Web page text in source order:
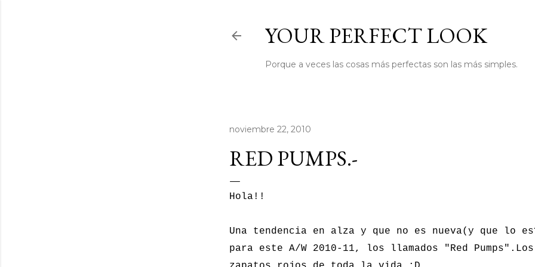
YOUR PERFECT LOOK
Porque a veces las cosas más perfectas son las más simples.
noviembre 22, 2010
RED PUMPS.-
Hola!!
Una tendencia en alza y que no es nueva(y que lo
para este A/W 2010-11, los llamados "Red Pumps".Los